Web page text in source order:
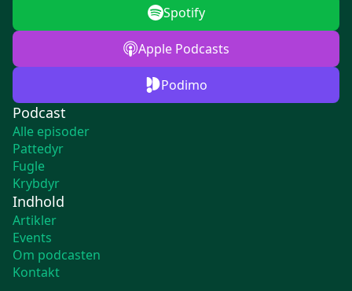
Podcast
Alle episoder
Pattedyr
Fugle
Krybdyr
Indhold
Artikler
Events
Om podcasten
Kontakt
Spotify
Apple Podcasts
Podimo